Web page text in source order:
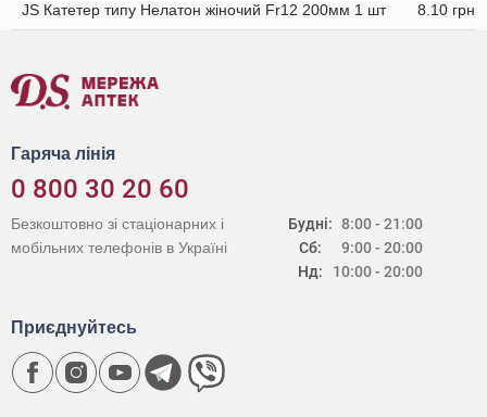
JS Катетер типу Нелатон жіночий Fr12 200мм 1 шт 8.10 грн
Гаряча лінія
0 800 30 20 60
Будні:
Сб:
Нд:
8:00 - 21:00
9:00 - 20:00
10:00 - 20:00
Безкоштовно зі стаціонарних і
мобільних телефонів в Україні
Приєднуйтесь